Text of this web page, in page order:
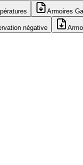
Armoires
négative